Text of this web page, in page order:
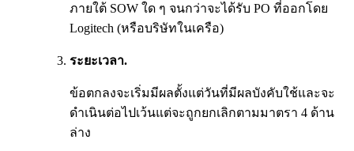
ภายใต้ SOW ใด ๆ จนกว่าจะได้รับ PO ที่ออกโดย
Logitech (หรือบริษัทในเครือ)
ระยะเวลา.
ข้อตกลงจะเริ่มมีผลตั้งแต่วันที่มีผลบังคับใช้และจะ
ดำเนินต่อไปเว้นแต่จะถูกยกเลิกตามมาตรา 4 ด้าน
ล่าง